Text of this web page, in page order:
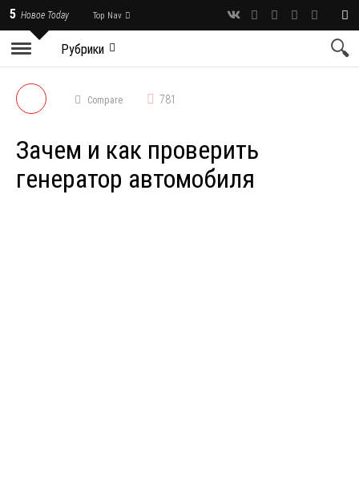
5 Новое Today Top Nav
Рубрики
Compare 781
Зачем и как проверить
генератор автомобиля